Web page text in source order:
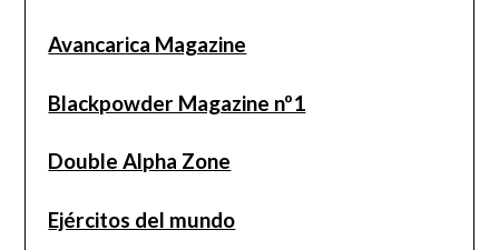
Avancarica Magazine
Blackpowder Magazine nº1
Double Alpha Zone
Ejércitos del mundo